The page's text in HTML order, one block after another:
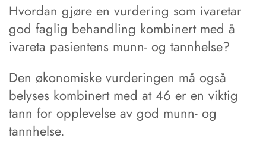
Hvordan gjøre en vurdering som ivaretar
god faglig behandling kombinert med å
ivareta pasientens munn- og tannhelse?
Den økonomiske vurderingen må også
belyses kombinert med at 46 er en viktig
tann for opplevelse av god munn- og
tannhelse.